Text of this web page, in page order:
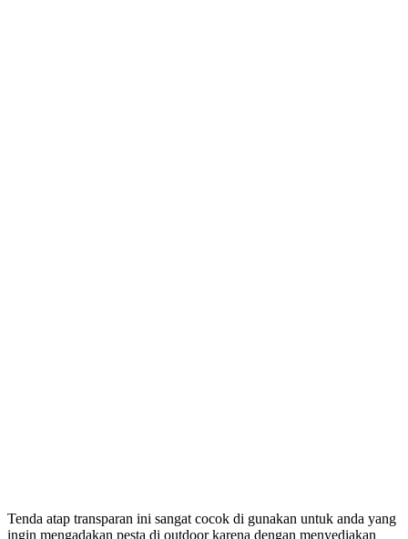
Tenda atap transparan ini sangat cocok di gunakan untuk anda yang
ingin mengadakan pesta di outdoor karena dengan menyediakan